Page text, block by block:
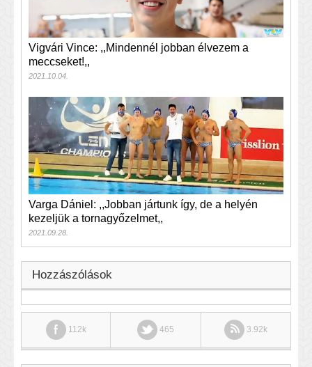
Vigvári Vince: ,,Mindennél jobban élvezem a
meccseket!,,
2021.10.04.
Varga Dániel: ,,Jobban jártunk így, de a helyén
kezeljük a tornagyőzelmet,,
2021.09.28.
Hozzászólások
112k 465 3.92k